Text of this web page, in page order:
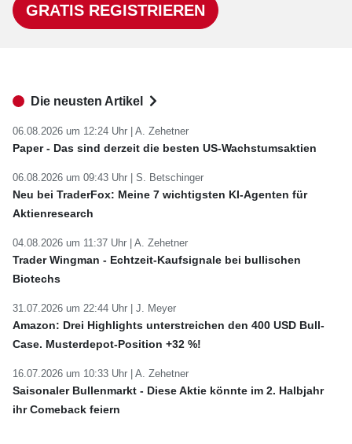
GRATIS REGISTRIEREN
Die neusten Artikel
06.08.2026 um 12:24 Uhr | A. Zehetner
Paper - Das sind derzeit die besten US-Wachstumsaktien
06.08.2026 um 09:43 Uhr | S. Betschinger
Neu bei TraderFox: Meine 7 wichtigsten KI-Agenten für
Aktienresearch
04.08.2026 um 11:37 Uhr | A. Zehetner
Trader Wingman - Echtzeit-Kaufsignale bei bullischen
Biotechs
31.07.2026 um 22:44 Uhr | J. Meyer
Amazon: Drei Highlights unterstreichen den 400 USD Bull-
Case. Musterdepot-Position +32 %!
16.07.2026 um 10:33 Uhr | A. Zehetner
Saisonaler Bullenmarkt - Diese Aktie könnte im 2. Halbjahr
ihr Comeback feiern